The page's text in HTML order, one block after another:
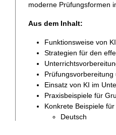
moderne Prüfungsformen
Aus dem Inhalt:
Funktionsweise von
Strategien für den
Prüfungsvorbereitung
Einsatz von KI im
Praxisbeispiele für
Konkrete Beispiele
Deutsch